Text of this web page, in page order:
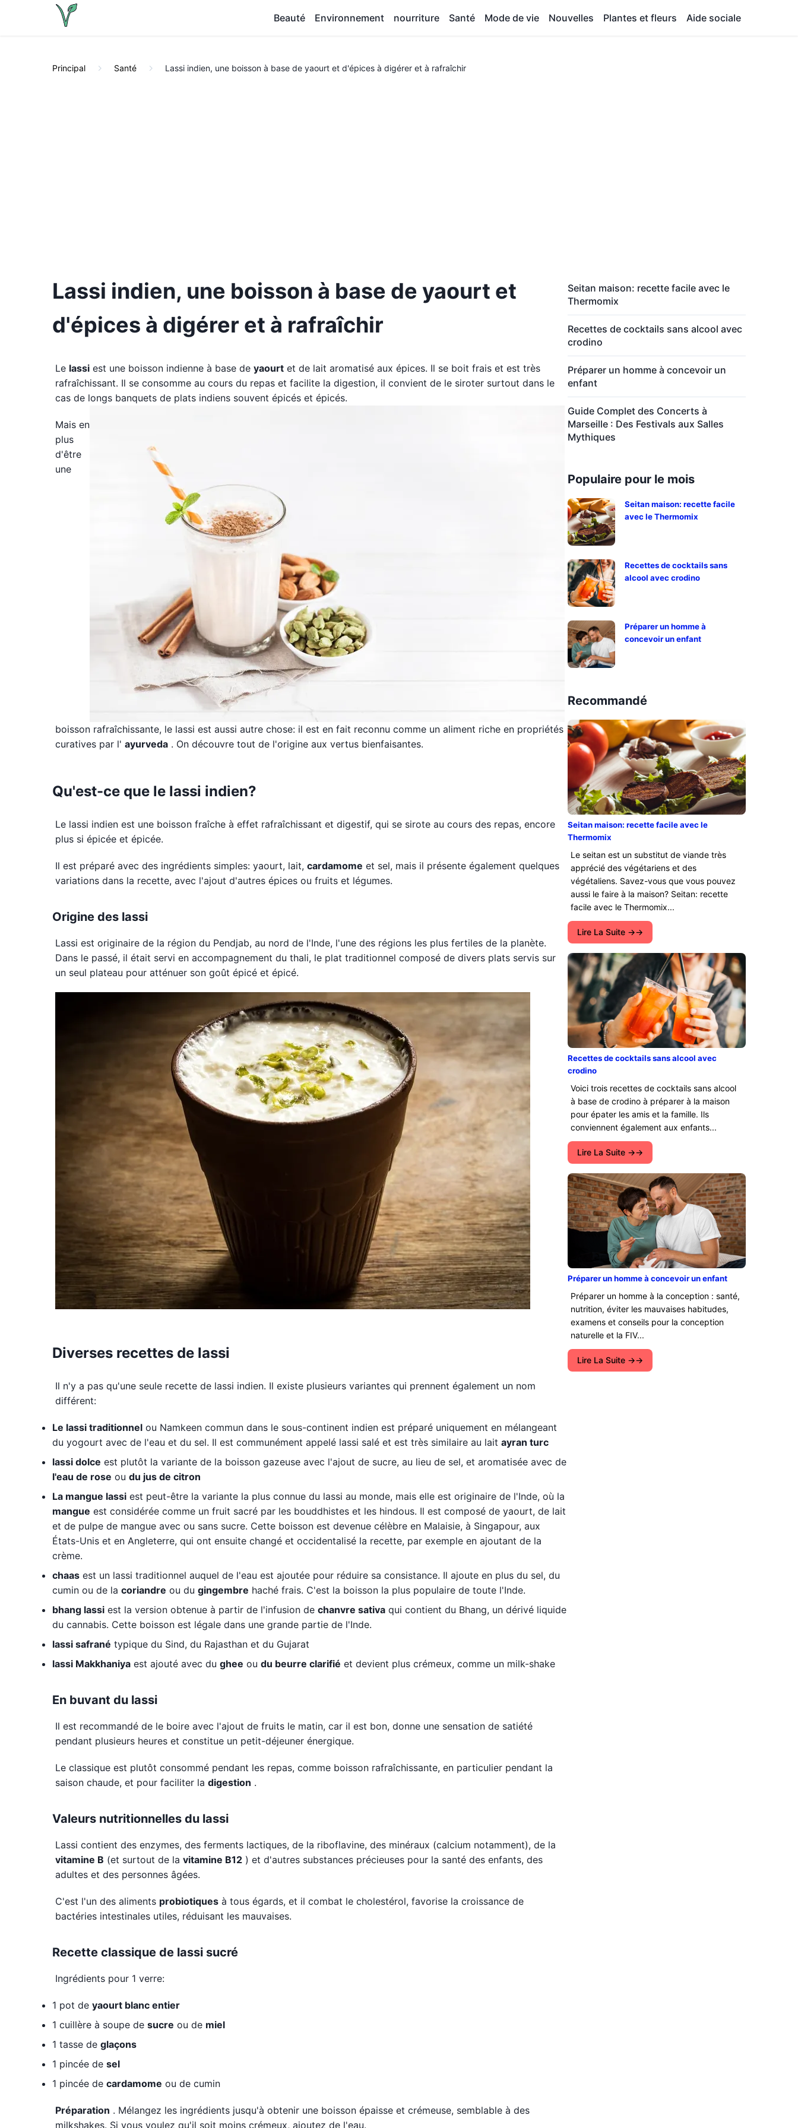
Beauté Environnement nourriture Santé Mode de vie Nouvelles Plantes et fleurs Aide sociale
Principal Santé Lassi indien, une boisson à base de yaourt et d'épices à digérer et à rafraîchir
Lassi indien, une boisson à base de yaourt et
d'épices à digérer et à rafraîchir
Le lassi est une boisson indienne à base de yaourt et de lait aromatisé aux épices. Il se boit frais et est très
rafraîchissant. Il se consomme au cours du repas et facilite la digestion, il convient de le siroter surtout dans le
cas de longs banquets de plats indiens souvent épicés et épicés.
Mais en
plus
d'être
une
boisson rafraîchissante, le lassi est aussi autre chose: il est en fait reconnu comme un aliment riche en propriétés
curatives par l' ayurveda . On découvre tout de l'origine aux vertus bienfaisantes.
Qu'est-ce que le lassi indien?
Le lassi indien est une boisson fraîche à effet rafraîchissant et digestif, qui se sirote au cours des repas, encore
plus si épicée et épicée.
Il est préparé avec des ingrédients simples: yaourt, lait, cardamome et sel, mais il présente également quelques
variations dans la recette, avec l'ajout d'autres épices ou fruits et légumes.
Origine des lassi
Lassi est originaire de la région du Pendjab, au nord de l'Inde, l'une des régions les plus fertiles de la planète.
Dans le passé, il était servi en accompagnement du thali, le plat traditionnel composé de divers plats servis sur
un seul plateau pour atténuer son goût épicé et épicé.
Diverses recettes de lassi
Il n'y a pas qu'une seule recette de lassi indien. Il existe plusieurs variantes qui prennent également un nom
différent:
Le lassi traditionnel ou Namkeen commun dans le sous-continent indien est préparé uniquement en mélangeant
du yogourt avec de l'eau et du sel. Il est communément appelé lassi salé et est très similaire au lait ayran turc
lassi dolce est plutôt la variante de la boisson gazeuse avec l'ajout de sucre, au lieu de sel, et aromatisée avec de
l'eau de rose ou du jus de citron
La mangue lassi est peut-être la variante la plus connue du lassi au monde, mais elle est originaire de l'Inde, où la
mangue est considérée comme un fruit sacré par les bouddhistes et les hindous. Il est composé de yaourt, de lait
et de pulpe de mangue avec ou sans sucre. Cette boisson est devenue célèbre en Malaisie, à Singapour, aux
États-Unis et en Angleterre, qui ont ensuite changé et occidentalisé la recette, par exemple en ajoutant de la
crème.
chaas est un lassi traditionnel auquel de l'eau est ajoutée pour réduire sa consistance. Il ajoute en plus du sel, du
cumin ou de la coriandre ou du gingembre haché frais. C'est la boisson la plus populaire de toute l'Inde.
bhang lassi est la version obtenue à partir de l'infusion de chanvre sativa qui contient du Bhang, un dérivé liquide
du cannabis. Cette boisson est légale dans une grande partie de l'Inde.
lassi safrané typique du Sind, du Rajasthan et du Gujarat
lassi Makkhaniya est ajouté avec du ghee ou du beurre clarifié et devient plus crémeux, comme un milk-shake
En buvant du lassi
Il est recommandé de le boire avec l'ajout de fruits le matin, car il est bon, donne une sensation de satiété
pendant plusieurs heures et constitue un petit-déjeuner énergique.
Le classique est plutôt consommé pendant les repas, comme boisson rafraîchissante, en particulier pendant la
saison chaude, et pour faciliter la digestion .
Valeurs nutritionnelles du lassi
Lassi contient des enzymes, des ferments lactiques, de la riboflavine, des minéraux (calcium notamment), de la
vitamine B (et surtout de la vitamine B12 ) et d'autres substances précieuses pour la santé des enfants, des
adultes et des personnes âgées.
C'est l'un des aliments probiotiques à tous égards, et il combat le cholestérol, favorise la croissance de
bactéries intestinales utiles, réduisant les mauvaises.
Recette classique de lassi sucré
Ingrédients pour 1 verre:
1 pot de yaourt blanc entier
1 cuillère à soupe de sucre ou de miel
1 tasse de glaçons
1 pincée de sel
1 pincée de cardamome ou de cumin
Préparation . Mélangez les ingrédients jusqu'à obtenir une boisson épaisse et crémeuse, semblable à des
milkshakes. Si vous voulez qu'il soit moins crémeux, ajoutez de l'eau.
Seitan maison: recette facile avec le
Thermomix
Recettes de cocktails sans alcool avec
crodino
Préparer un homme à concevoir un
enfant
Guide Complet des Concerts à
Marseille : Des Festivals aux Salles
Mythiques
Populaire pour le mois
Seitan maison: recette facile
avec le Thermomix
Recettes de cocktails sans
alcool avec crodino
Préparer un homme à
concevoir un enfant
Recommandé
Seitan maison: recette facile avec le
Thermomix
Le seitan est un substitut de viande très
apprécié des végétariens et des
végétaliens. Savez-vous que vous pouvez
aussi le faire à la maison? Seitan: recette
facile avec le Thermomix...
Lire La Suite →
Recettes de cocktails sans alcool avec
crodino
Voici trois recettes de cocktails sans alcool
à base de crodino à préparer à la maison
pour épater les amis et la famille. Ils
conviennent également aux enfants...
Lire La Suite →
Préparer un homme à concevoir un enfant
Préparer un homme à la conception : santé,
nutrition, éviter les mauvaises habitudes,
examens et conseils pour la conception
naturelle et la FIV...
Lire La Suite →